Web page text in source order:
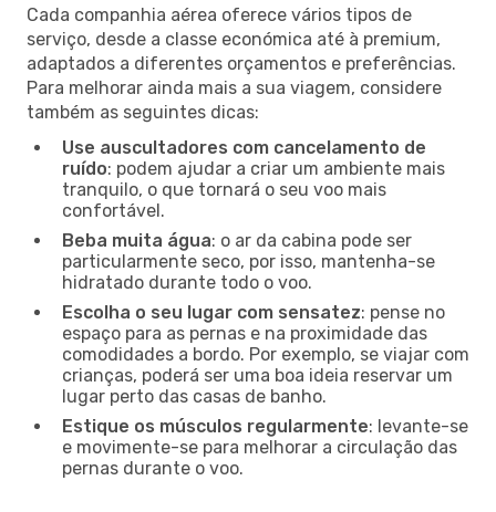
Cada companhia aérea oferece vários tipos de
serviço, desde a classe económica até à premium,
adaptados a diferentes orçamentos e preferências.
Para melhorar ainda mais a sua viagem, considere
também as seguintes dicas:
Use auscultadores com cancelamento de
ruído: podem ajudar a criar um ambiente mais
tranquilo, o que tornará o seu voo mais
confortável.
Beba muita água: o ar da cabina pode ser
particularmente seco, por isso, mantenha-se
hidratado durante todo o voo.
Escolha o seu lugar com sensatez: pense no
espaço para as pernas e na proximidade das
comodidades a bordo. Por exemplo, se viajar com
crianças, poderá ser uma boa ideia reservar um
lugar perto das casas de banho.
Estique os músculos regularmente: levante-se
e movimente-se para melhorar a circulação das
pernas durante o voo.